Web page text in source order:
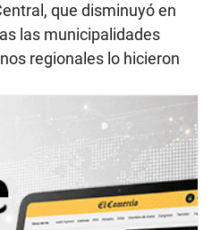
que disminuyó en
las municipalidades
regionales lo hicieron